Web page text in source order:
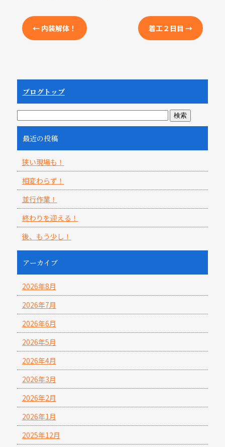
←内装解体！ 着工２日目→
ブログトップ
最近の投稿
狭い現場も！
相変わらず！
並行作業！
終わりを迎える！
後、もう少し！
アーカイブ
2026年8月
2026年7月
2026年6月
2026年5月
2026年4月
2026年3月
2026年2月
2026年1月
2025年12月